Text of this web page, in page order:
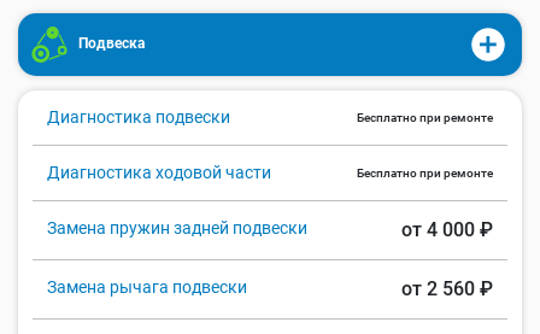
Подвеска
Диагностика подвески Бесплатно при ремонте
Диагностика ходовой части Бесплатно при ремонте
Замена пружин задней подвески от 4 000 ₽
Замена рычага подвески от 2 560 ₽